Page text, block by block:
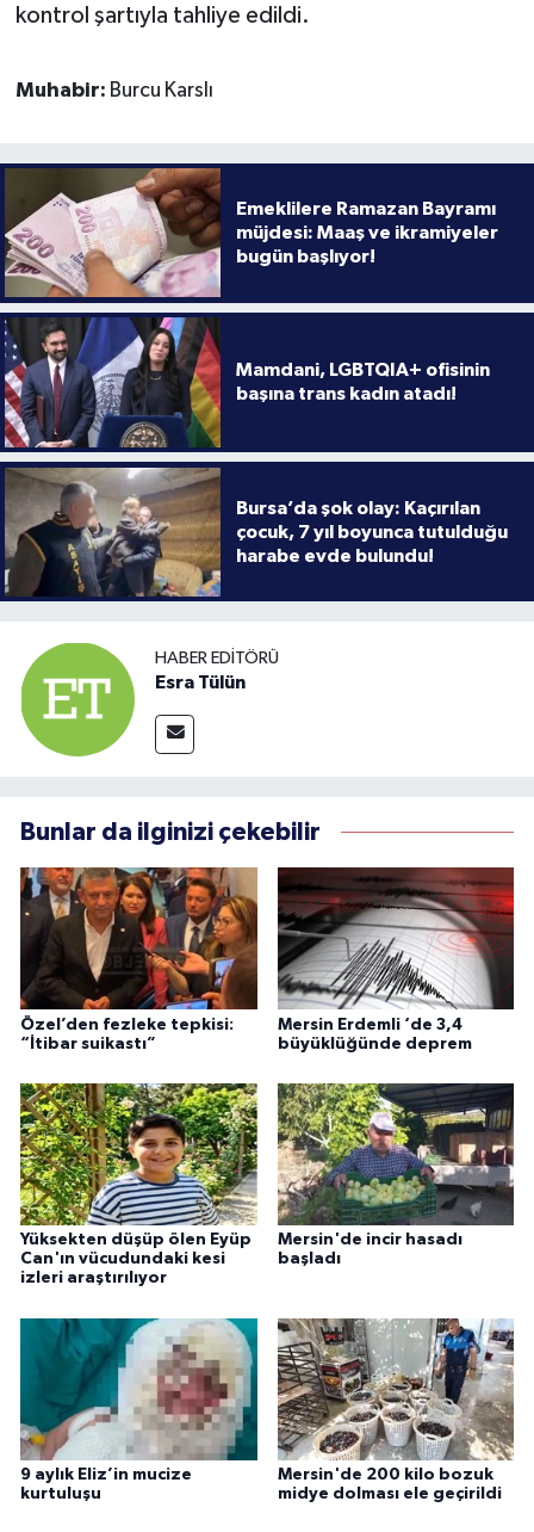
kontrol şartıyla tahliye edildi.
Muhabir: Burcu Karslı
Emeklilere Ramazan Bayramı
müjdesi: Maaş ve ikramiyeler
bugün başlıyor!
Mamdani, LGBTQIA+ ofisinin
başına trans kadın atadı!
Bursa’da şok olay: Kaçırılan
çocuk, 7 yıl boyunca tutulduğu
harabe evde bulundu!
HABER EDITÖRÜ
Esra Tülün
Bunlar da ilginizi çekebilir
Özel’den fezleke tepkisi:
“İtibar suikastı”
Mersin Erdemli ‘de 3,4
büyüklüğünde deprem
Yüksekten düşüp ölen Eyüp
Can'ın vücudundaki kesi
izleri araştırılıyor
Mersin'de incir hasadı
başladı
9 aylık Eliz’in mucize
kurtuluşu
Mersin'de 200 kilo bozuk
midye dolması ele geçirildi